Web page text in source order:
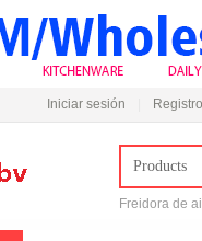
Iniciar sesión
Products
Freidora de